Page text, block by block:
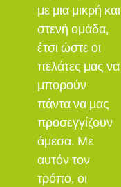
με μια μικρή και
στενή ομάδα,
έτσι ώστε οι
πελάτες μας να
μπορούν
πάντα να μας
προσεγγίζουν
άμεσα. Με
αυτόν τον
τρόπο, οι